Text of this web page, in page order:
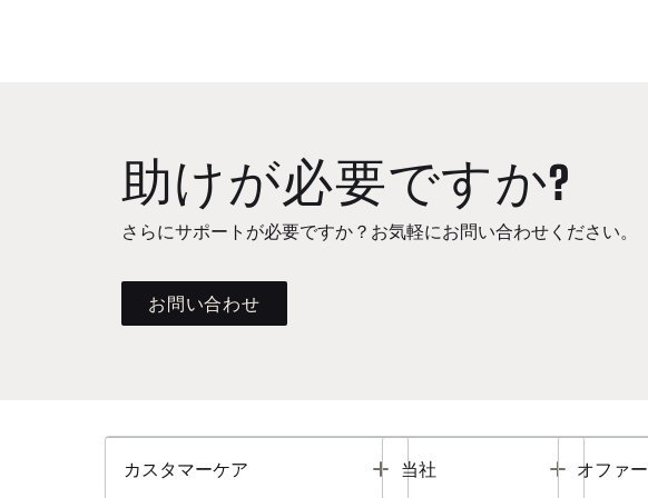
助けが必要ですか?
さらにサポートが必要ですか？お気軽にお問い合わせください。
お問い合わせ
カスタマーケア Toggle
当社 Toggle
オファー